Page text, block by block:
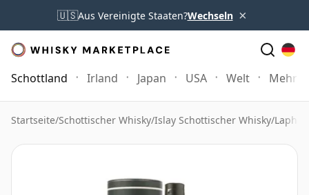
🇺🇸Aus Vereinigte Staaten?Wechseln ×
Schottland Irland Japan USA Welt Mehr
Startseite/Schottischer Whisky/Islay Schottischer Whisky/